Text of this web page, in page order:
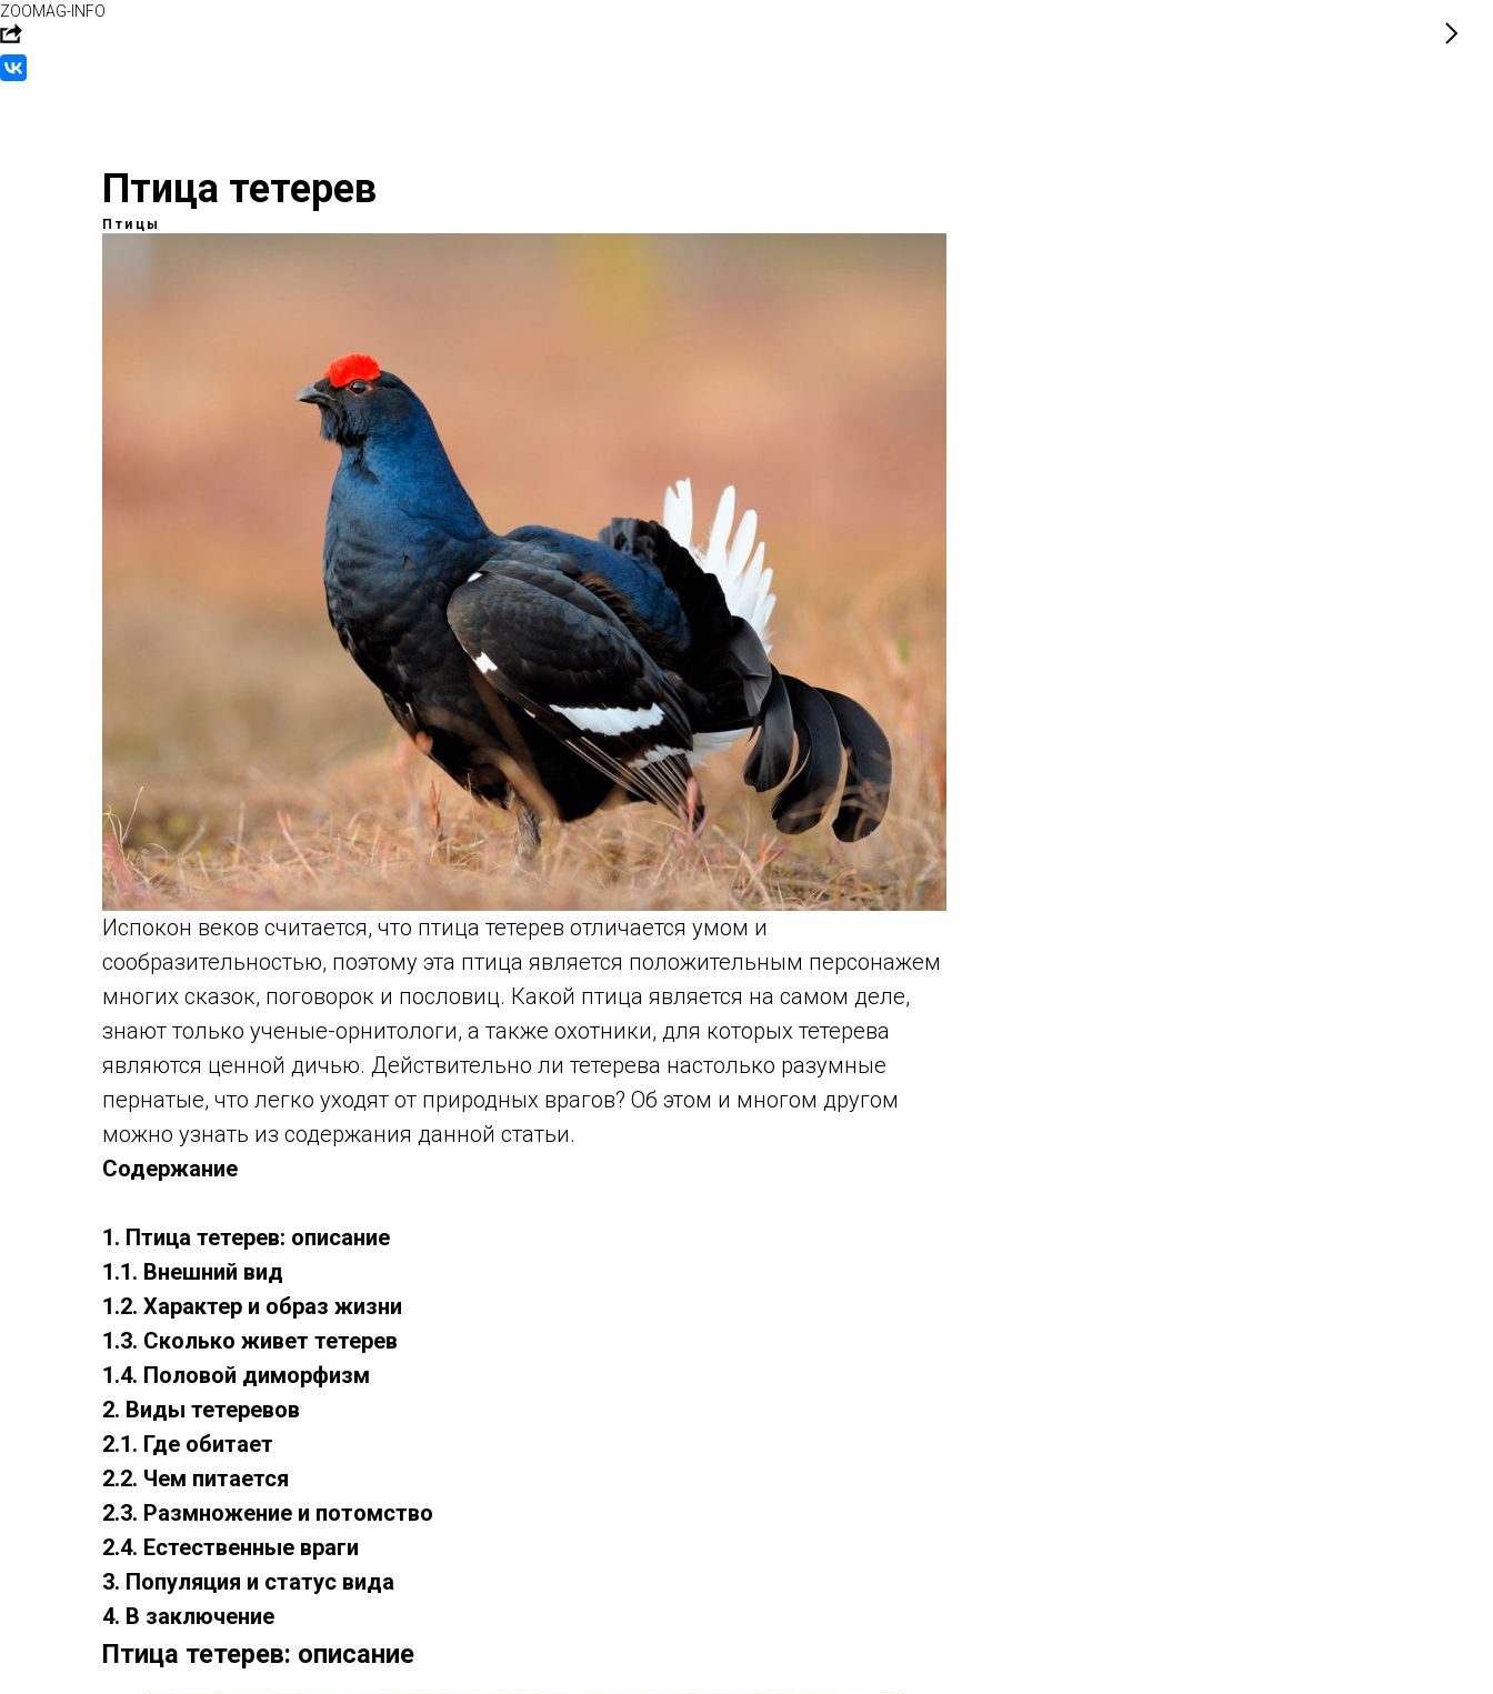
ZOOMAG-INFO
Птица тетерев
Птицы
Испокон веков считается, что птица тетерев отличается умом и
сообразительностью, поэтому эта птица является положительным персонажем
многих сказок, поговорок и пословиц. Какой птица является на самом деле,
знают только ученые-орнитологи, а также охотники, для которых тетерева
являются ценной дичью. Действительно ли тетерева настолько разумные
пернатые, что легко уходят от природных врагов? Об этом и многом другом
можно узнать из содержания данной статьи.
Содержание
1. Птица тетерев: описание
1.1. Внешний вид
1.2. Характер и образ жизни
1.3. Сколько живет тетерев
1.4. Половой диморфизм
2. Виды тетеревов
2.1. Где обитает
2.2. Чем питается
2.3. Размножение и потомство
2.4. Естественные враги
3. Популяция и статус вида
4. В заключение
Птица тетерев: описание